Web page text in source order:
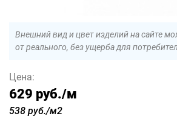
Внешний вид и цвет изделий на сайте
от реального, без ущерба для
Цена:
629 руб./м
538 руб./м2